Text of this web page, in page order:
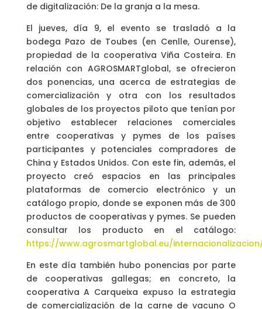
de digitalización: De la granja a la mesa.
El jueves, día 9, el evento se trasladó a la
bodega Pazo de Toubes (en Cenlle, Ourense),
propiedad de la cooperativa Viña Costeira. En
relación con AGROSMARTglobal, se ofrecieron
dos ponencias, una acerca de estrategias de
comercialización y otra con los resultados
globales de los proyectos piloto que tenían por
objetivo establecer relaciones comerciales
entre cooperativas y pymes de los países
participantes y potenciales compradores de
China y Estados Unidos. Con este fin, además, el
proyecto creó espacios en las principales
plataformas de comercio electrónico y un
catálogo propio, donde se exponen más de 300
productos de cooperativas y pymes. Se pueden
consultar los producto en el catálogo:
https://www.agrosmartglobal.eu/
En este día también hubo ponencias por parte
de cooperativas gallegas; en concreto, la
cooperativa A Carqueixa expuso la estrategia
de comercialización de la carne de vacuno O